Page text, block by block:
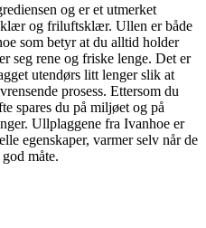
og er et utmerket
og friluftsklær. Ullen er både
som betyr at du alltid holder
seg rene og friske lenge. Det er
utendørs litt lenger slik at
prosess. Ettersom du
spares du på miljøet og på
Ullplaggene fra Ivanhoe er
egenskaper, varmer selv når de
måte.